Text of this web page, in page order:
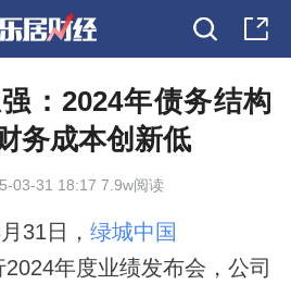
：2024年债务结构
务成本创新低
03-31 18:17 7.9w阅读
31日， 绿城中国
2024年度业绩发布会，公司